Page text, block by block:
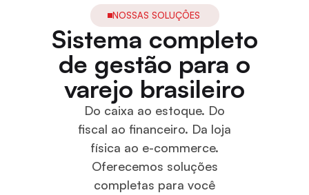
NOSSAS SOLUÇÔES
Sistema completo
de gestão para o
varejo brasileiro
Do caixa ao estoque. Do
fiscal ao financeiro. Da loja
física ao e-commerce.
Oferecemos soluções
completas para você